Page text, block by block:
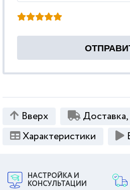
Вверх
Характеристики
НАСТРОЙКА И
КОНСУЛЬТАЦИИ